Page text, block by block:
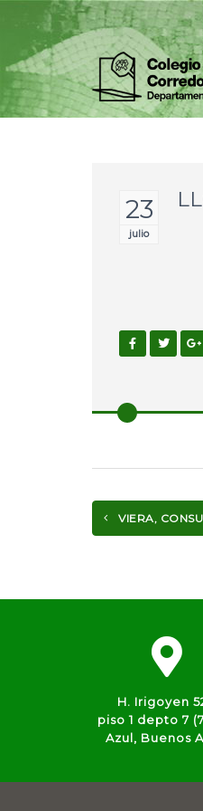
23
julio
VIERA,
H. Irigoyen
piso 1 depto 7
Azul, Buenos